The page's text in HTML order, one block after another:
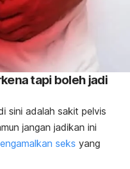
tapi boleh jadi
sini adalah sakit pelvis
jangan jadikan ini
seks yang